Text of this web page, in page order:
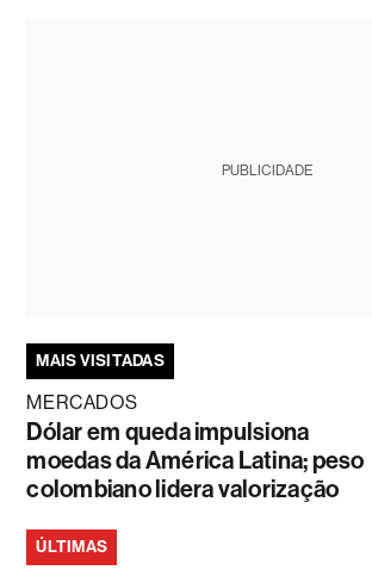
PUBLICIDADE
MAIS VISITADAS
MERCADOS
Dólar em queda impulsiona
moedas da América Latina; peso
colombiano lidera valorização
ÚLTIMAS